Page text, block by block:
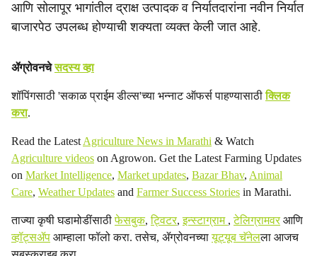
आणि सोलापूर भागांतील द्राक्ष उत्पादक व निर्यातदारांना नवीन निर्यात
बाजारपेठ उपलब्ध होण्याची शक्यता व्यक्त केली जात आहे.
ॲग्रोवनचेसदस्य व्हा
शॉपिंगसाठी 'सकाळ प्राईम डील्स'च्या भन्नाट ऑफर्स पाहण्यासाठीक्लिक
करा.
Read the Latest Agriculture News in Marathi & Watch
Agriculture videos on Agrowon. Get the Latest Farming Updates
on Market Intelligence, Market updates, Bazar Bhav, Animal
Care, Weather Updates and Farmer Success Stories in Marathi.
ताज्या कृषी घडामोडींसाठीफेसबुक,ट्विटर,इन्स्टाग्राम ,टेलिग्रामवरआणि
व्हॉट्सॲप आम्हाला फॉलो करा. तसेच, ॲग्रोवनच्यायूट्यूब चॅनेलला आजच